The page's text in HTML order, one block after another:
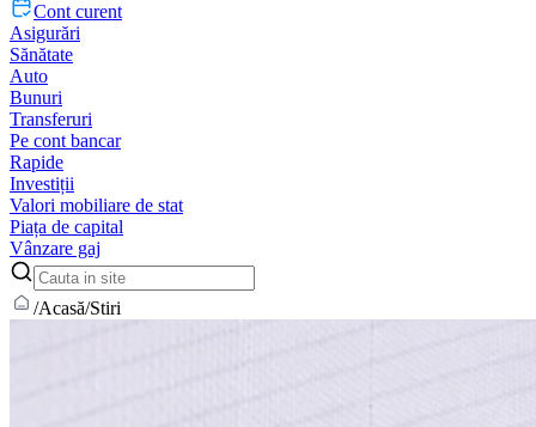
Cont curent
Asigurări
Sănătate
Auto
Bunuri
Transferuri
Pe cont bancar
Rapide
Investiții
Valori mobiliare de stat
Piața de capital
Vânzare gaj
/Acasă/Stiri